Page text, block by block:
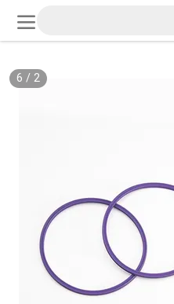
2
/
6